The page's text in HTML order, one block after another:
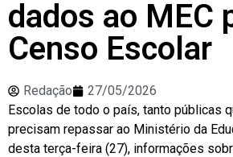
dados ao MEC
Censo Escolar
Redação
27/05/2026
Escolas de todo o país, tanto públicas
precisam repassar ao Ministério da
desta terça-feira (27), informações